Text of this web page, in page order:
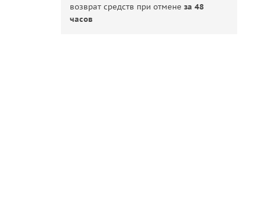
возврат средств при отменеза 48
часов